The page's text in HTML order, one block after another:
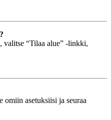
valitse “Tilaa alue” -linkki,
omiin asetuksiisi ja seuraa